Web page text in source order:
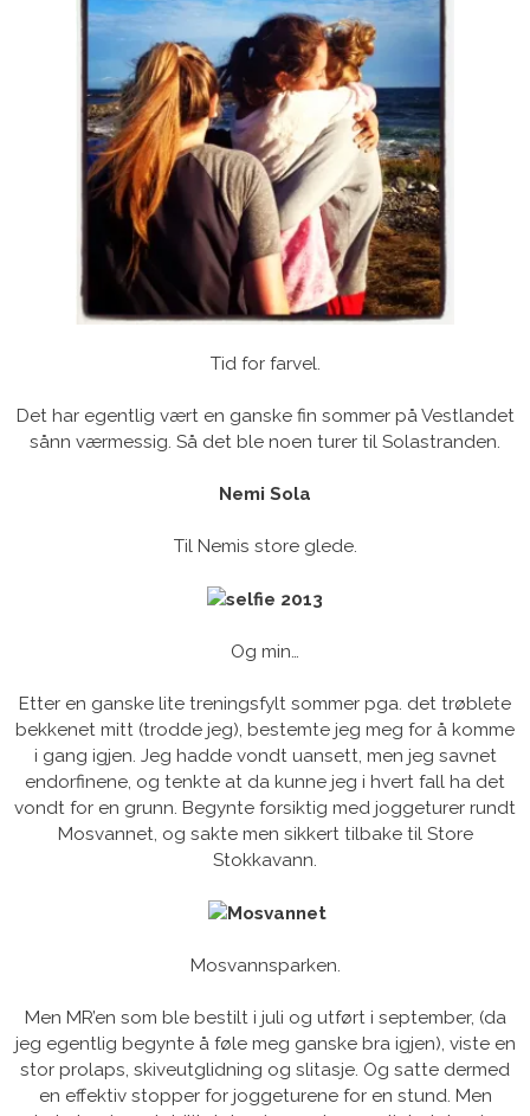
Tid for farvel.
Det har egentlig vært en ganske fin sommer på Vestlandet
sånn værmessig. Så det ble noen turer til Solastranden.
Nemi Sola
Til Nemis store glede.
Og min…
Etter en ganske lite treningsfylt sommer pga. det trøblete
bekkenet mitt (trodde jeg), bestemte jeg meg for å komme
i gang igjen. Jeg hadde vondt uansett, men jeg savnet
endorfinene, og tenkte at da kunne jeg i hvert fall ha det
vondt for en grunn. Begynte forsiktig med joggeturer rundt
Mosvannet, og sakte men sikkert tilbake til Store
Stokkavann.
Mosvannsparken.
Men MR’en som ble bestilt i juli og utført i september, (da
jeg egentlig begynte å føle meg ganske bra igjen), viste en
stor prolaps, skiveutglidning og slitasje. Og satte dermed
en effektiv stopper for joggeturene for en stund. Men